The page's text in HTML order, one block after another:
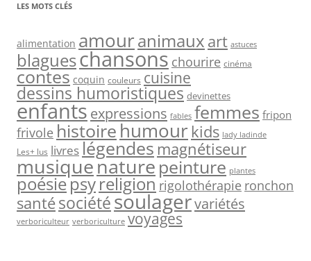
LES MOTS CLÉS
alimentation amouranimaux art astuces
blagueschansons chourire cinéma
contes coquin couleurs cuisine
dessins humoristiques devinettes
enfantsexpressions fables femmes fripon
frivole histoire humour kids lady ladinde
Les+ lus livreslégendes magnétiseur
musiquenature peinture plantes
poésiepsyreligion rigolothérapie ronchon
santésociétésoulagervariétés
verboriculteur verboriculture voyages